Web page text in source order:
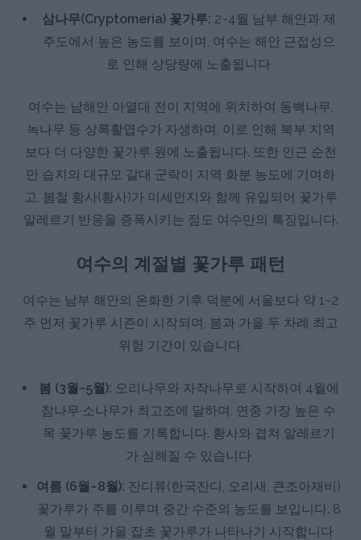
삼나무(Cryptomeria) 꽃가루: 2~4월 남부 해안과 제
주도에서 높은 농도를 보이며, 여수는 해안 근접성으
로 인해 상당량에 노출됩니다
여수는 남해안 아열대 전이 지역에 위치하여 동백나무,
녹나무 등 상록활엽수가 자생하며, 이로 인해 북부 지역
보다 더 다양한 꽃가루 원에 노출됩니다. 또한 인근 순천
만 습지의 대규모 갈대 군락이 지역 화분 농도에 기여하
고, 봄철 황사(황사)가 미세먼지와 함께 유입되어 꽃가루
알레르기 반응을 증폭시키는 점도 여수만의 특징입니다.
여수의 계절별 꽃가루 패턴
여수는 남부 해안의 온화한 기후 덕분에 서울보다 약 1~2
주 먼저 꽃가루 시즌이 시작되며, 봄과 가을 두 차례 최고
위험 기간이 있습니다.
봄 (3월~5월): 오리나무와 자작나무로 시작하여 4월에
참나무·소나무가 최고조에 달하며, 연중 가장 높은 수
목 꽃가루 농도를 기록합니다. 황사와 겹쳐 알레르기
가 심해질 수 있습니다
여름 (6월~8월): 잔디류(한국잔디, 오리새, 큰조아재비)
꽃가루가 주를 이루며 중간 수준의 농도를 보입니다. 8
월 말부터 가을 잡초 꽃가루가 나타나기 시작합니다